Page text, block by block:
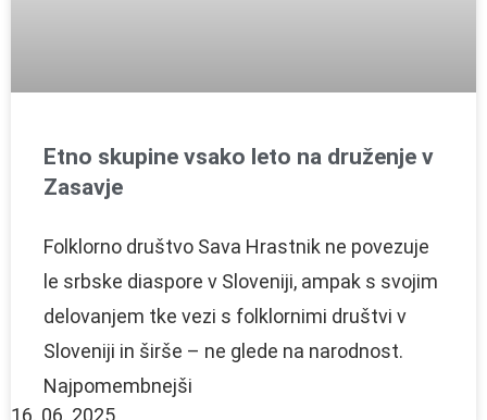
Etno skupine vsako leto na druženje v
Zasavje
Folklorno društvo Sava Hrastnik ne povezuje
le srbske diaspore v Sloveniji, ampak s svojim
delovanjem tke vezi s folklornimi društvi v
Sloveniji in širše – ne glede na narodnost.
Najpomembnejši
16. 06. 2025